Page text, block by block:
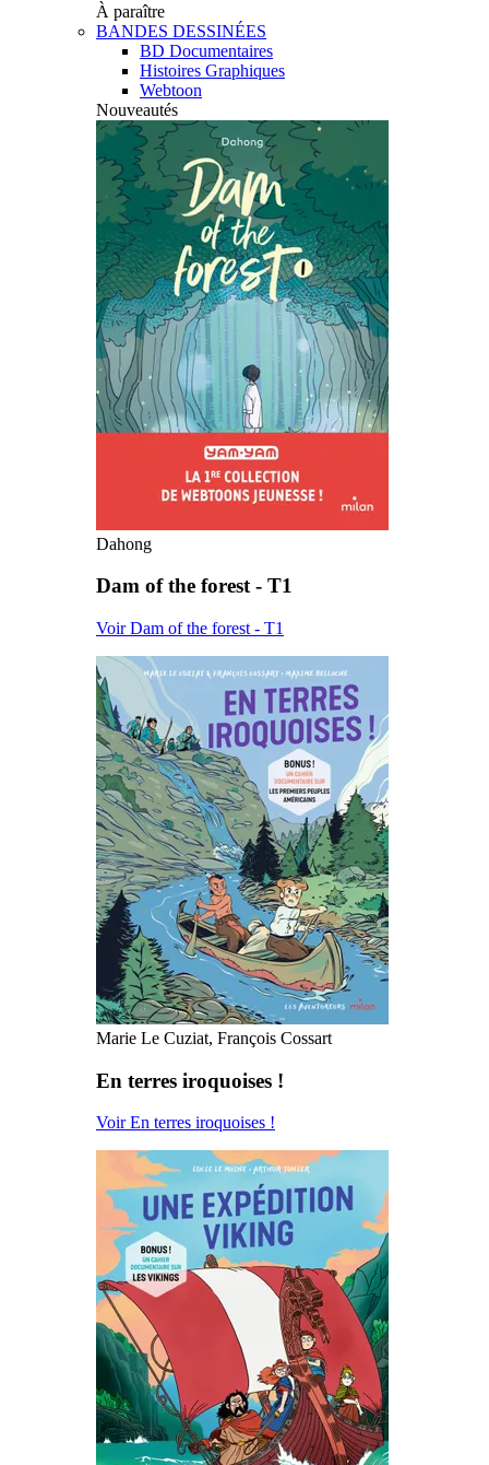
À paraître
BANDES DESSINÉES
BD Documentaires
Histoires Graphiques
Webtoon
Nouveautés
Dahong
Dam of the forest - T1
Voir Dam of the forest - T1
Marie Le Cuziat, François Cossart
En terres iroquoises !
Voir En terres iroquoises !